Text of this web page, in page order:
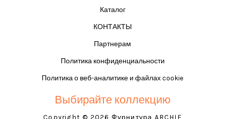
Каталог
КОНТАКТЫ
Партнерам
Политика конфиденциальности
Политика о веб-аналитике и файлах cookie
Выбирайте коллекцию
Copyright © 2026 Фурнитура ARCHIE